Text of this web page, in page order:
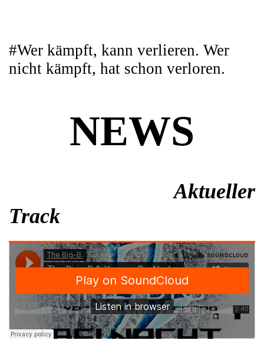
#Wer kämpft, kann verlieren. Wer
nicht kämpft, hat schon verloren.
NEWS
Aktueller
Track